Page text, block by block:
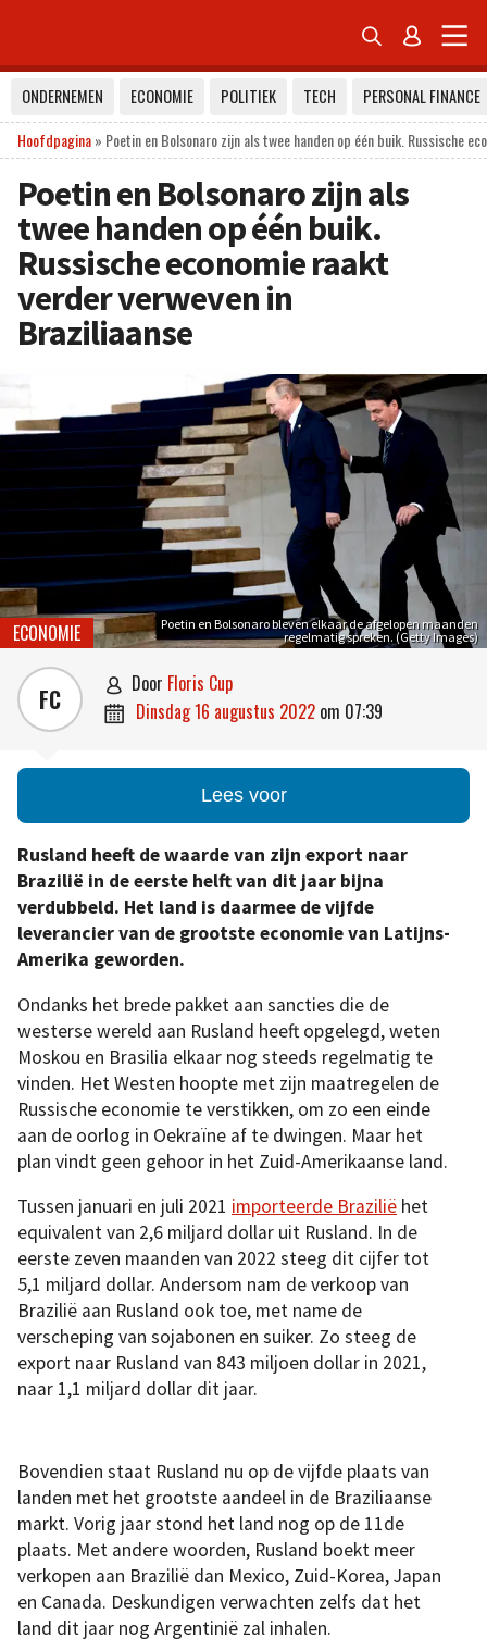
 
ONDERNEMEN ECONOMIE POLITIEK TECH
PERSONAL FINANCE
Hoofdpagina» Poetin en Bolsonaro zijn als twee handen op één buik. Russische
Poetin en Bolsonaro zijn als
twee handen op één buik.
Russische economie raakt
verder verweven in
Braziliaanse
Poetin en Bolsonaro bleven elkaar de afgelopen maanden
regelmatig spreken. (Getty Images)
ECONOMIE
FC  door Floris Cup
 dinsdag 16 augustus 2022 om 07:39
Lees voor
Rusland heeft de waarde van zijn export naar
Brazilië in de eerste helft van dit jaar bijna
verdubbeld. Het land is daarmee de vijfde
leverancier van de grootste economie van Latijns-
Amerika geworden.
Ondanks het brede pakket aan sancties die de
westerse wereld aan Rusland heeft opgelegd, weten
Moskou en Brasilia elkaar nog steeds regelmatig te
vinden. Het Westen hoopte met zijn maatregelen de
Russische economie te verstikken, om zo een einde
aan de oorlog in Oekraïne af te dwingen. Maar het
plan vindt geen gehoor in het Zuid-Amerikaanse land.
Tussen januari en juli 2021 importeerde Brazilië het
equivalent van 2,6 miljard dollar uit Rusland. In de
eerste zeven maanden van 2022 steeg dit cijfer tot
5,1 miljard dollar. Andersom nam de verkoop van
Brazilië aan Rusland ook toe, met name de
verscheping van sojabonen en suiker. Zo steeg de
export naar Rusland van 843 miljoen dollar in 2021,
naar 1,1 miljard dollar dit jaar.
Bovendien staat Rusland nu op de vijfde plaats van
landen met het grootste aandeel in de Braziliaanse
markt. Vorig jaar stond het land nog op de 11de
plaats. Met andere woorden, Rusland boekt meer
verkopen aan Brazilië dan Mexico, Zuid-Korea, Japan
en Canada. Deskundigen verwachten zelfs dat het
land dit jaar nog Argentinië zal inhalen.